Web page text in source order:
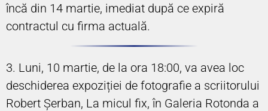
încă din 14 martie, imediat după ce expiră
contractul cu firma actuală.
3. Luni, 10 martie, de la ora 18:00, va avea loc
deschiderea expoziției de fotografie a scriitorului
Robert Șerban, La micul fix, în Galeria Rotonda a